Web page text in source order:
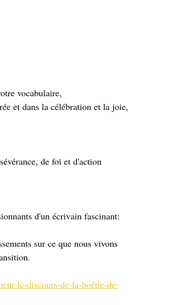
vocabulaire,
et dans la célébration et la joie,
de foi et d'action
d'un écrivain fascinant:
sur ce que nous vivons
le-discours-de-la-boétie-de-